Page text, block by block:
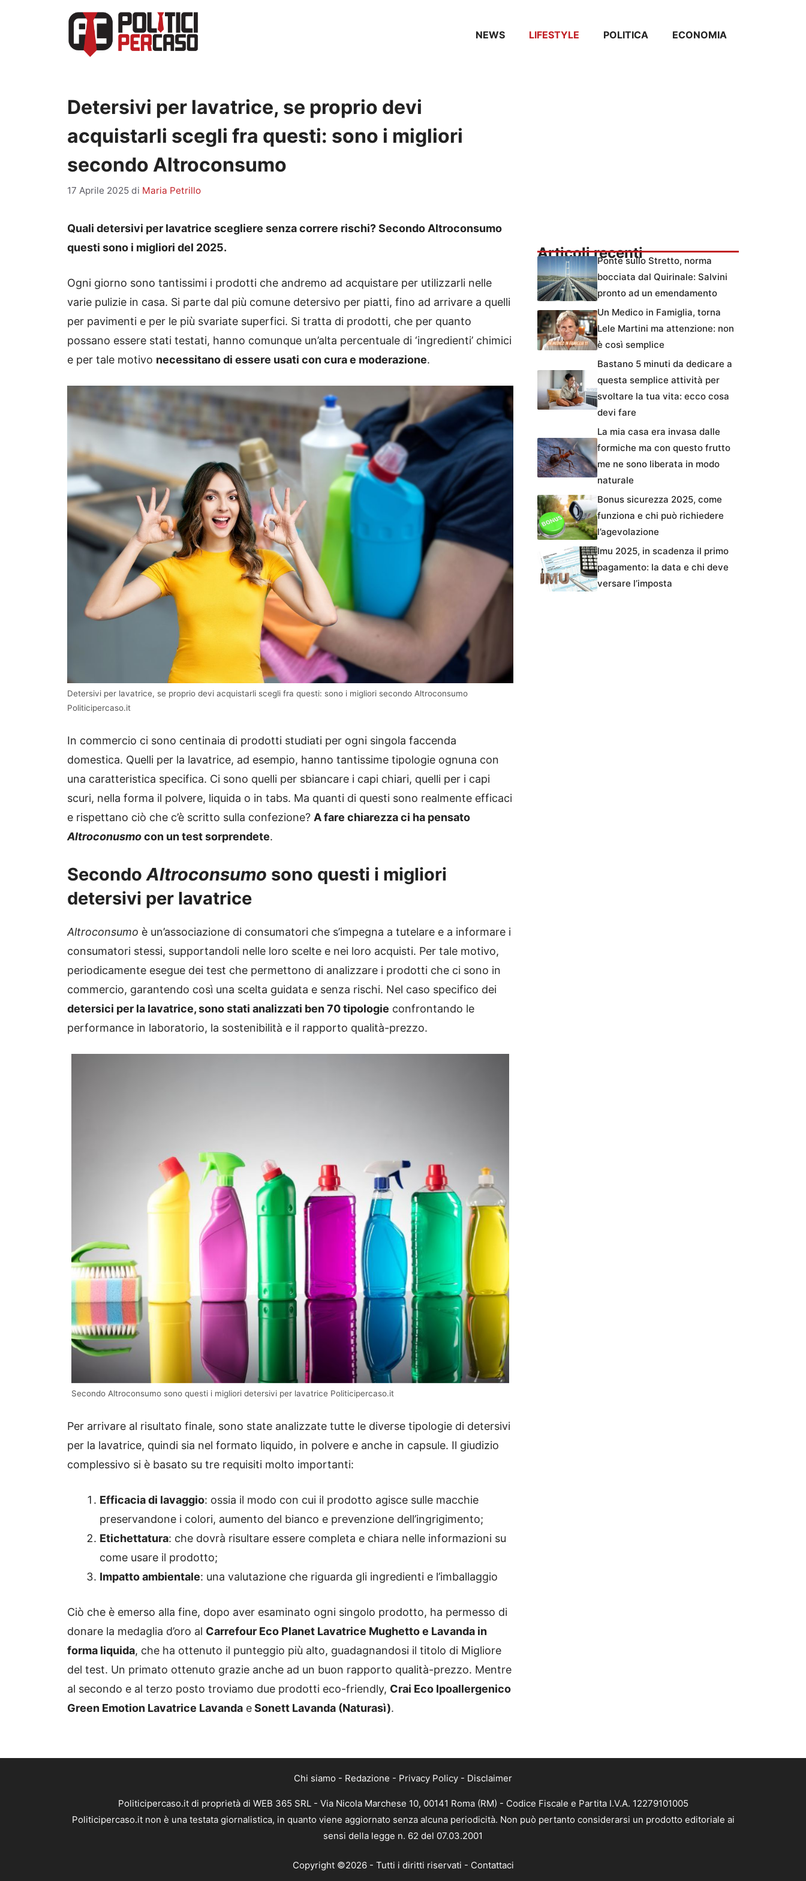
NEWS LIFESTYLE POLITICA ECONOMIA
Detersivi per lavatrice, se proprio devi
acquistarli scegli fra questi: sono i migliori
secondo Altroconsumo
17 Aprile 2025 di Maria Petrillo
Quali detersivi per lavatrice scegliere senza correre rischi? Secondo Altroconsumo
questi sono i migliori del 2025.
Ogni giorno sono tantissimi i prodotti che andremo ad acquistare per utilizzarli nelle
varie pulizie in casa. Si parte dal più comune detersivo per piatti, fino ad arrivare a quelli
per pavimenti e per le più svariate superfici. Si tratta di prodotti, che per quanto
possano essere stati testati, hanno comunque un’alta percentuale di ‘ingredienti’ chimici
e per tale motivo necessitano di essere usati con cura e moderazione.
Detersivi per lavatrice, se proprio devi acquistarli scegli fra questi: sono i migliori secondo Altroconsumo
Politicipercaso.it
In commercio ci sono centinaia di prodotti studiati per ogni singola faccenda
domestica. Quelli per la lavatrice, ad esempio, hanno tantissime tipologie ognuna con
una caratteristica specifica. Ci sono quelli per sbiancare i capi chiari, quelli per i capi
scuri, nella forma il polvere, liquida o in tabs. Ma quanti di questi sono realmente efficaci
e rispettano ciò che c’è scritto sulla confezione? A fare chiarezza ci ha pensato
Altroconusmocon un test sorprendete.
SecondoAltroconsumo sono questi i migliori
detersivi per lavatrice
Altroconsumo è un’associazione di consumatori che s’impegna a tutelare e a informare i
consumatori stessi, supportandoli nelle loro scelte e nei loro acquisti. Per tale motivo,
periodicamente esegue dei test che permettono di analizzare i prodotti che ci sono in
commercio, garantendo così una scelta guidata e senza rischi. Nel caso specifico dei
detersici per la lavatrice, sono stati analizzati ben 70 tipologie confrontando le
performance in laboratorio, la sostenibilità e il rapporto qualità-prezzo.
Secondo Altroconsumo sono questi i migliori detersivi per lavatrice Politicipercaso.it
Per arrivare al risultato finale, sono state analizzate tutte le diverse tipologie di detersivi
per la lavatrice, quindi sia nel formato liquido, in polvere e anche in capsule. Il giudizio
complessivo si è basato su tre requisiti molto importanti:
Efficacia di lavaggio: ossia il modo con cui il prodotto agisce sulle macchie
preservandone i colori, aumento del bianco e prevenzione dell’ingrigimento;
Etichettatura: che dovrà risultare essere completa e chiara nelle informazioni su
come usare il prodotto;
Impatto ambientale: una valutazione che riguarda gli ingredienti e l’imballaggio
Ciò che è emerso alla fine, dopo aver esaminato ogni singolo prodotto, ha permesso di
donare la medaglia d’oro al Carrefour Eco Planet Lavatrice Mughetto e Lavanda in
forma liquida, che ha ottenuto il punteggio più alto, guadagnandosi il titolo di Migliore
del test. Un primato ottenuto grazie anche ad un buon rapporto qualità-prezzo. Mentre
al secondo e al terzo posto troviamo due prodotti eco-friendly, Crai Eco Ipoallergenico
Green Emotion Lavatrice Lavanda eSonett Lavanda (Naturasì).
Articoli recentiPonte sullo Stretto, norma
bocciata dal Quirinale: Salvini
pronto ad un emendamento
Un Medico in Famiglia, torna
Lele Martini ma attenzione: non
è così semplice
Bastano 5 minuti da dedicare a
questa semplice attività per
svoltare la tua vita: ecco cosa
devi fare
La mia casa era invasa dalle
formiche ma con questo frutto
me ne sono liberata in modo
naturale
Bonus sicurezza 2025, come
funziona e chi può richiedere
l’agevolazione
Imu 2025, in scadenza il primo
pagamento: la data e chi deve
versare l’imposta
Chi siamo - Redazione - Privacy Policy - Disclaimer
Politicipercaso.it di proprietà di WEB 365 SRL - Via Nicola Marchese 10, 00141 Roma (RM) - Codice Fiscale e Partita I.V.A. 12279101005
Politicipercaso.it non è una testata giornalistica, in quanto viene aggiornato senza alcuna periodicità. Non può pertanto considerarsi un prodotto editoriale ai
sensi della legge n. 62 del 07.03.2001
Copyright ©2026 - Tutti i diritti riservati - Contattaci